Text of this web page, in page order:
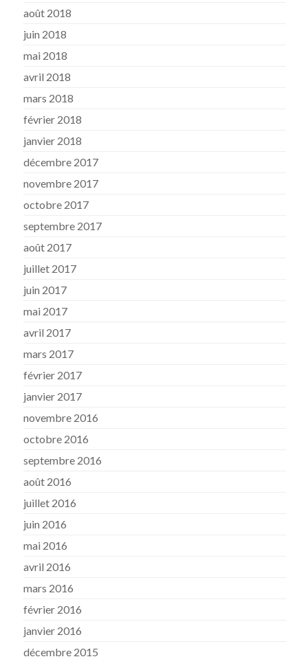
août 2018
juin 2018
mai 2018
avril 2018
mars 2018
février 2018
janvier 2018
décembre 2017
novembre 2017
octobre 2017
septembre 2017
août 2017
juillet 2017
juin 2017
mai 2017
avril 2017
mars 2017
février 2017
janvier 2017
novembre 2016
octobre 2016
septembre 2016
août 2016
juillet 2016
juin 2016
mai 2016
avril 2016
mars 2016
février 2016
janvier 2016
décembre 2015